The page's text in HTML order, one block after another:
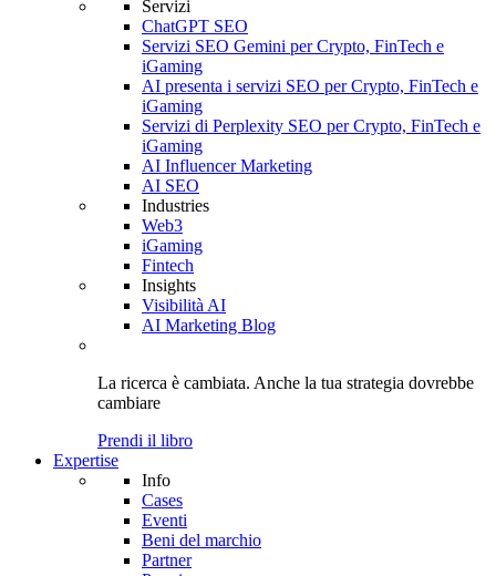
Servizi
ChatGPT SEO
Servizi SEO Gemini per Crypto, FinTech e
iGaming
AI presenta i servizi SEO per Crypto, FinTech e
iGaming
Servizi di Perplexity SEO per Crypto, FinTech e
iGaming
AI Influencer Marketing
AI SEO
Industries
Web3
iGaming
Fintech
Insights
Visibilità AI
AI Marketing Blog
La ricerca è cambiata. Anche la tua strategia dovrebbe
cambiare
Prendi il libro
Expertise
Info
Cases
Eventi
Beni del marchio
Partner